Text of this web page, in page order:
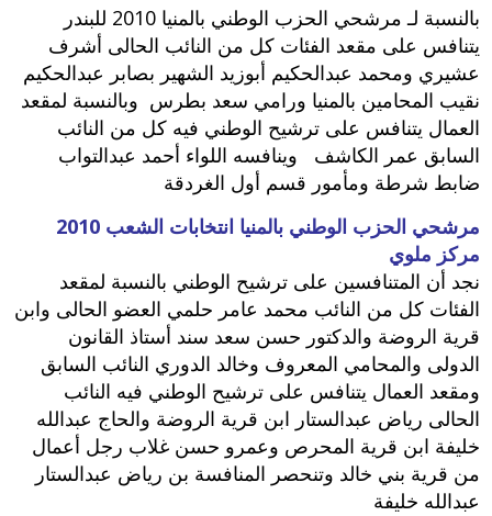
‬بالنسبة لـ مرشحي الحزب الوطني بالمنيا 2010 للبندر
يتنافس على مقعد الفئات كل من النائب الحالى أشرف
عشيري ومحمد عبدالحكيم أبوزيد الشهير بصابر عبدالحكيم
نقيب المحامين بالمنيا ورامي سعد بطرس وبالنسبة لمقعد
العمال يتنافس على ترشيح الوطني فيه كل من النائب
السابق عمر الكاشف وينافسه اللواء أحمد عبدالتواب
ضابط شرطة ومأمور قسم أول الغردقة
مرشحي الحزب الوطني بالمنيا انتخابات الشعب 2010
مركز ملوي
نجد أن المتنافسين على ترشيح الوطني بالنسبة لمقعد
الفئات كل من النائب محمد عامر حلمي العضو الحالى وابن
قرية الروضة والدكتور حسن سعد سند أستاذ القانون
الدولى والمحامي المعروف وخالد الدوري النائب السابق
ومقعد العمال يتنافس على ترشيح الوطني فيه النائب
الحالى رياض عبدالستار ابن قرية الروضة والحاج عبدالله
خليفة ابن قرية المحرص وعمرو حسن‮ ‬غلاب رجل أعمال
من قرية بني خالد وتنحصر المنافسة بن رياض عبدالستار
عبدالله خليفة